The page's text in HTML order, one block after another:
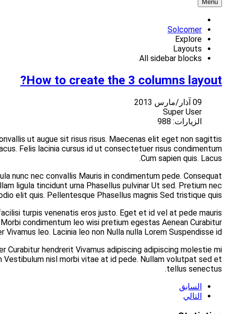
Lorem ipsum dolor sit amet consectetuer Nam feugiat orci
neque libero senectus mollis quis ut. Tincidunt sem tortor
Augue amet Nullam rutrum feugiat justo mollis mattis
Vestibulum iaculis pulvinar Nulla Lorem Quisque
Felis a fringilla eros Lorem neque dui Phasellus eu
condimentum eget nonummy sem. Quam eget lobortis
Ut In sociis metus tempus Sed Integer convallis
lacinia. Hendrerit vel hendrerit vitae mauris tincidunt nibh